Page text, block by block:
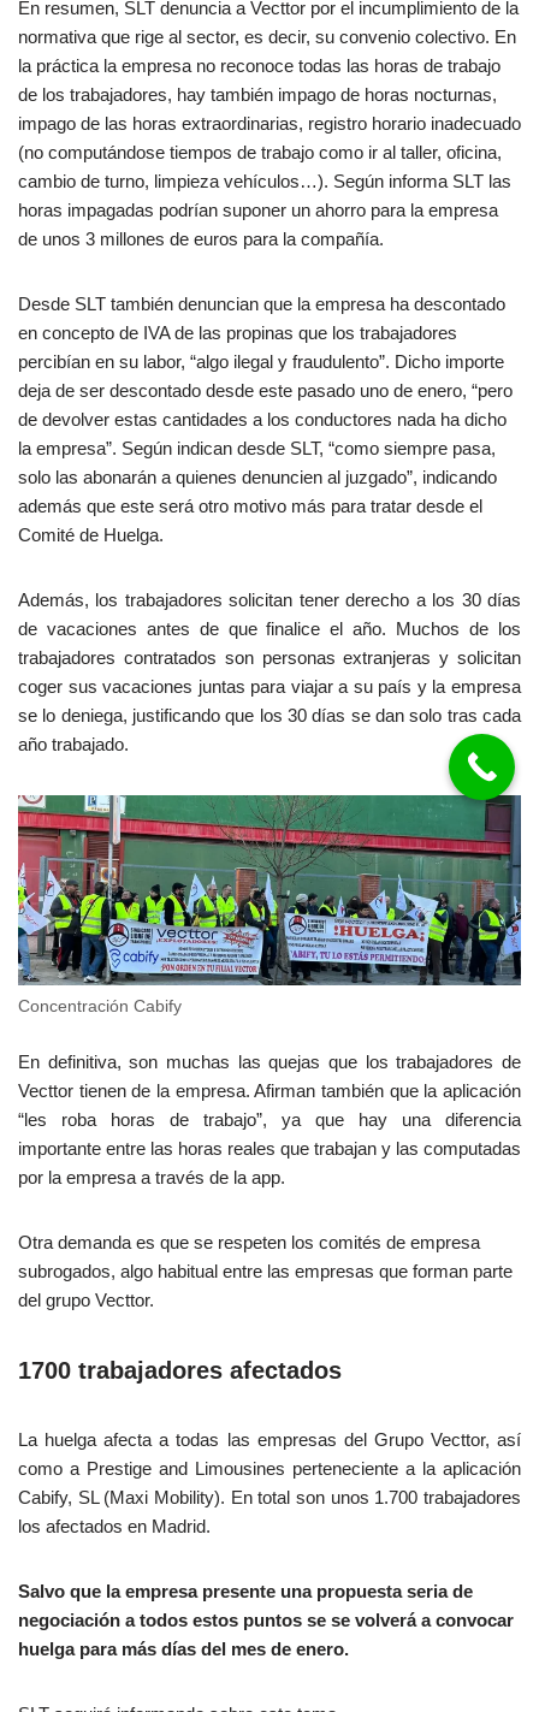
En resumen, SLT denuncia a Vecttor por el incumplimiento de la
normativa que rige al sector, es decir, su convenio colectivo. En
la práctica la empresa no reconoce todas las horas de trabajo
de los trabajadores, hay también impago de horas nocturnas,
impago de las horas extraordinarias, registro horario inadecuado
(no computándose tiempos de trabajo como ir al taller, oficina,
cambio de turno, limpieza vehículos…). Según informa SLT las
horas impagadas podrían suponer un ahorro para la empresa
de unos 3 millones de euros para la compañía.
Desde SLT también denuncian que la empresa ha descontado
en concepto de IVA de las propinas que los trabajadores
percibían en su labor, “algo ilegal y fraudulento”. Dicho importe
deja de ser descontado desde este pasado uno de enero, “pero
de devolver estas cantidades a los conductores nada ha dicho
la empresa”. Según indican desde SLT, “como siempre pasa,
solo las abonarán a quienes denuncien al juzgado”, indicando
además que este será otro motivo más para tratar desde el
Comité de Huelga.
Además, los trabajadores solicitan tener derecho a los 30 días
de vacaciones antes de que finalice el año. Muchos de los
trabajadores contratados son personas extranjeras y solicitan
coger sus vacaciones juntas para viajar a su país y la empresa
se lo deniega, justificando que los 30 días se dan solo tras cada
año trabajado.
Concentración Cabify
En definitiva, son muchas las quejas que los trabajadores de
Vecttor tienen de la empresa. Afirman también que la aplicación
“les roba horas de trabajo”, ya que hay una diferencia
importante entre las horas reales que trabajan y las computadas
por la empresa a través de la app.
Otra demanda es que se respeten los comités de empresa
subrogados, algo habitual entre las empresas que forman parte
del grupo Vecttor.
1700 trabajadores afectados
La huelga afecta a todas las empresas del Grupo Vecttor, así
como a Prestige and Limousines perteneciente a la aplicación
Cabify, SL (Maxi Mobility). En total son unos 1.700 trabajadores
los afectados en Madrid.
Salvo que la empresa presente una propuesta seria de
negociación a todos estos puntos se se volverá a convocar
huelga para más días del mes de enero.